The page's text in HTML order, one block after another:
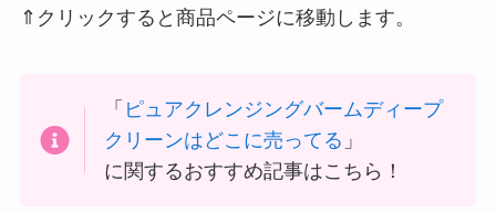
⇑クリックすると商品ページに移動します。
「 ピュアクレンジングバームディープ
クリーンはどこに売ってる 」
に関するおすすめ記事はこちら！